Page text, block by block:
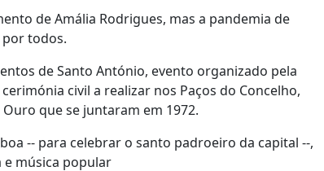
de Amália Rodrigues, mas a pandemia de
todos.
de Santo António, evento organizado pela
civil a realizar nos Paços do Concelho,
que se juntaram em 1972.
-- para celebrar o santo padroeiro da capital --,
e música popular